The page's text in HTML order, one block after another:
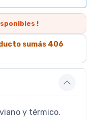
!
sumás 406
y térmico.